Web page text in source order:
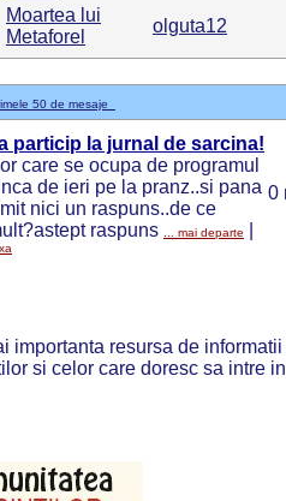
Moartea lui
Metaforel
olguta12
50 de mesaje
particip la jurnal de sarcina!
care se ocupa de programul
de ieri pe la pranz..si pana
nici un raspuns..de ce
raspuns ... mai departe
0
importanta resursa de
si celor care doresc sa intre